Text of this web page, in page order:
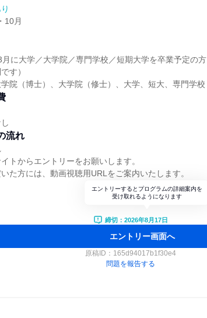
10月
に大学／大学院／専門学校／短期大学を卒業予定の方
す）
院（博士）、大学院（修士）、大学、短大、専門学校
流れ
トからエントリーをお願いします。
た方には、動画視聴用URLをご案内いたします。
エントリーするとプログラムの詳細案内を
受け取れるようになります
締切：2026年8月17日
エントリー画面へ
原稿ID： 165d94017b1f30e4
問題を報告する